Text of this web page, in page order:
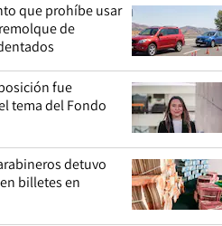
que prohíbe usar
de
fue
tema del Fondo
detuvo
billetes en